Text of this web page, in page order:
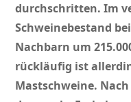
durchschritten. Im
Schweinebestand
Nachbarn um
rückläufig ist
Mastschweine.